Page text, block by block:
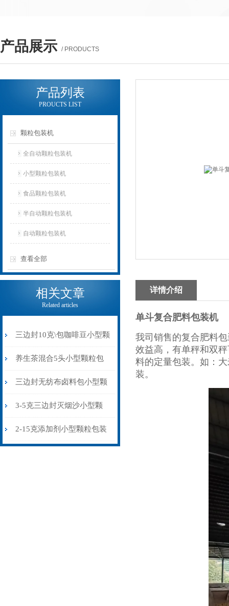
产品展示 / PRODUCTS
产品列表
PROUCTS LIST
颗粒包装机
全自动颗粒包装机
小型颗粒包装机
食品颗粒包装机
半自动颗粒包装机
自动颗粒包装机
查看全部
相关文章
Related articles
三边封10克\包咖啡豆小型颗
粒包装机多少钱
养生茶混合5头小型颗粒包
装机高精度可定制
三边封无纺布卤料包小型颗
粒包装机厂家
3-5克三边封灭烟沙小型颗
粒包装机智能化
2-15克添加剂小型颗粒包装
详情介绍
单斗复合肥料包装机
我司销售的复合肥料
效益高，有单秤和双
料的定量包装。如：
装。